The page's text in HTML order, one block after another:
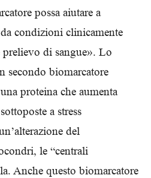
possa aiutare a
condizioni clinicamente
di sangue». Lo
secondo biomarcatore
proteina che aumenta
a stress
del
le “centrali
Anche questo biomarcatore